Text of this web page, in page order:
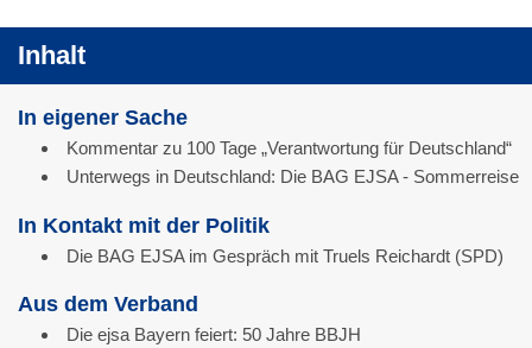
Inhalt
In eigener Sache
Kommentar zu 100 Tage „Verantwortung für Deutschland“
Unterwegs in Deutschland: Die BAG EJSA - Sommerreise
In Kontakt mit der Politik
Die BAG EJSA im Gespräch mit Truels Reichardt (SPD)
Aus dem Verband
Die ejsa Bayern feiert: 50 Jahre BBJH